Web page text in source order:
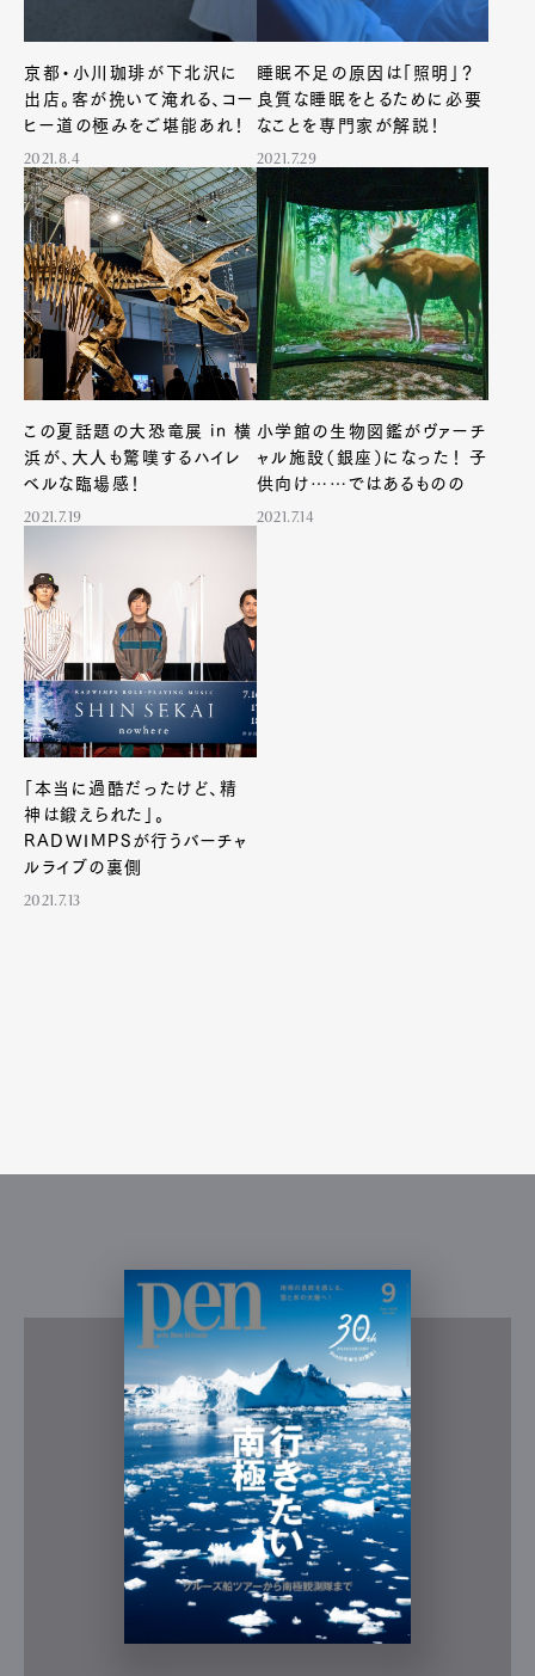
Pen Membership
Magazine
Official Columnist
About
Contact
Pen Meet
Pen international Pen tw
京都・小川珈琲が下北沢に
出店。客が挽いて淹れる、コー
ヒー道の極みをご堪能あれ！
2021.8.4
睡眠不足の原因は「照明」？
良質な睡眠をとるために必要
なことを専門家が解説！
2021.7.29
この夏話題の大恐竜展 in 横
浜が、大人も驚嘆するハイレ
ベルな臨場感！
2021.7.19
小学館の生物図鑑がヴァーチ
ャル施設（銀座）になった！ 子
供向け……ではあるものの
2021.7.14
「本当に過酷だったけど、精
神は鍛えられた」。
RADWIMPSが行うバーチャ
ルライブの裏側
2021.7.13